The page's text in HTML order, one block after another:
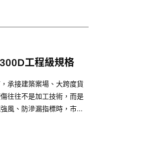
工程級規格
承接建築案場、大跨度貨
往往不是加工技術，而是
風、防滲漏指標時，市面